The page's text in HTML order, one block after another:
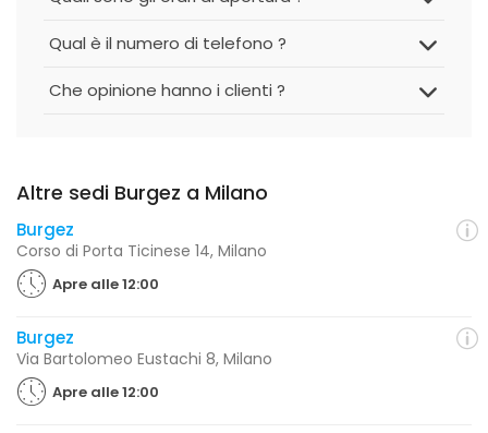
Qual è il numero di telefono ?
Che opinione hanno i clienti ?
Altre sedi Burgez a Milano
Burgez
Corso di Porta Ticinese 14, Milano
Apre alle 12:00
Burgez
Via Bartolomeo Eustachi 8, Milano
Apre alle 12:00